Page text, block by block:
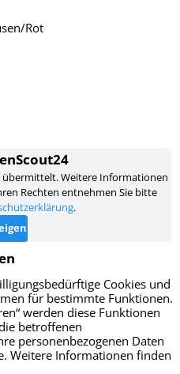
Rot
AGB
widerrufen